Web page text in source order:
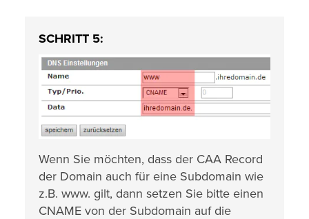
SCHRITT 5:
Wenn Sie möchten, dass der CAA Record
der Domain auch für eine Subdomain wie
z.B. www. gilt, dann setzen Sie bitte einen
CNAME von der Subdomain auf die